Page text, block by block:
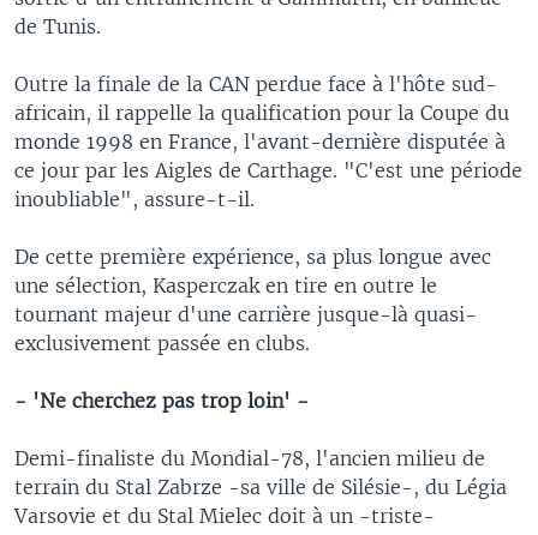
de Tunis.
Outre la finale de la CAN perdue face à l'hôte sud-
africain, il rappelle la qualification pour la Coupe du
monde 1998 en France, l'avant-dernière disputée à
ce jour par les Aigles de Carthage. "C'est une période
inoubliable", assure-t-il.
De cette première expérience, sa plus longue avec
une sélection, Kasperczak en tire en outre le
tournant majeur d'une carrière jusque-là quasi-
exclusivement passée en clubs.
- 'Ne cherchez pas trop loin' -
Demi-finaliste du Mondial-78, l'ancien milieu de
terrain du Stal Zabrze -sa ville de Silésie-, du Légia
Varsovie et du Stal Mielec doit à un -triste-